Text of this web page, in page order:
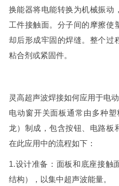
换能器将电能转换为机械振动
工件接触面。分子间的摩擦使
却后形成牢固的焊缝。整个过
粘合剂或紧固件。
灵高超声波焊接如何应用于电
电动窗开关面板通常由多种
龙）制成，包含按钮、电路板
在此应用中的流程如下：
1.设计准备： 面板和底座接触
结构），以集中超声波能量。